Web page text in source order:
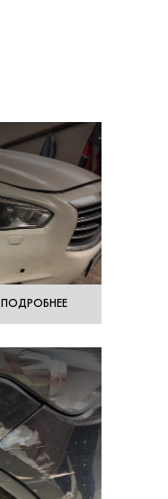
ПОДРОБНЕЕ